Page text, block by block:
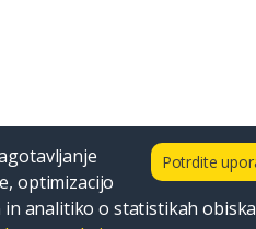
Potrdite
optimizacijo
analitiko o statistikah